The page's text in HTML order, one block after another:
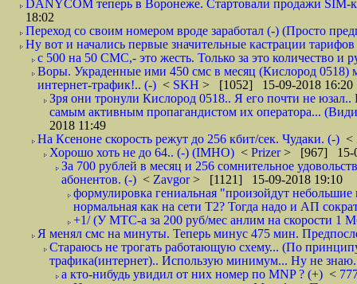
DANYCOM теперь в Воронеже. Стартовали продажи SIM-
18:02
Переход со своим номером вроде заработал (-) (Просто
Ну вот и начались первые значительные кастрации
с 500 на 50 СМС,- это жесть. Только за это количество и
Воры. Украденные ими 450 смс в месяц (Кислород 0518)
интернет-трафик!.. (-) < SKH > [1052] 15-09-2018 16:20
Зря они тронули Кислород 0518.. Я его почти не
самым активным пропагандистом их оператора...
2018 11:49
На Ксеноне скорость режут до 256 кбит/сек. Чудаки. (-) <
Хорошо хоть не до 64.. (-) (IMHO) < Prizer> [967] 15-
За 700 рублей в месяц и 256 сомнительное
абонентов. (-) < Zavgor> [1121] 15-09-2018 19:10
формулировка гениальная "произойдут небольшие
нормальная как на сети Т2? Тогда надо и АП
+1/ (У МТС-а за 200 руб/мес анлим на скорости 1
Я менял смс на минуты. Теперь минус 475 мин.
Стараюсь не трогать работающую схему... (По
трафика(интернет).. Использую минимум... Ну не
а кто-нибудь увидил от них номер по MNP ? (+) <